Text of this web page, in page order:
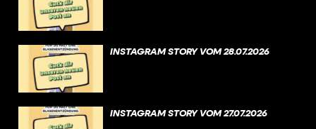
INSTAGRAM STORY VOM 28.07.2026
INSTAGRAM STORY VOM 27.07.2026